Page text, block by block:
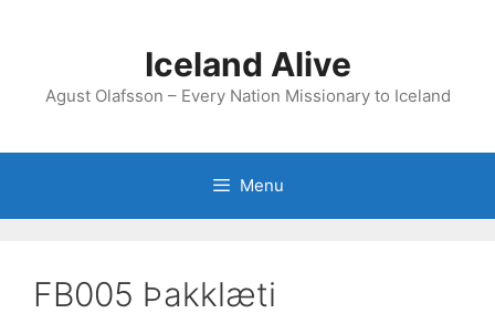
Iceland Alive
Agust Olafsson – Every Nation Missionary to Iceland
Menu
FB005 Þakklæti